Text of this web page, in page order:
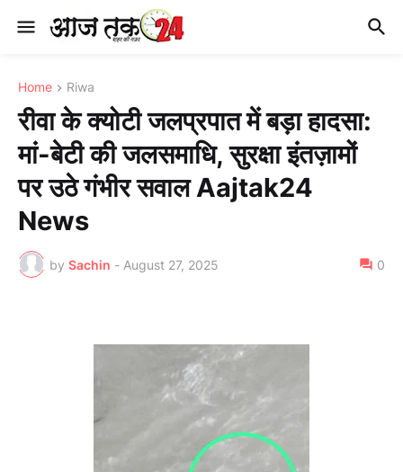
Home Riwa
रीवा के क्योटी जलप्रपात में बड़ा हादसा:
मां-बेटी की जलसमाधि, सुरक्षा इंतज़ामों
पर उठे गंभीर सवाल Aajtak24
News
by Sachin - August 27, 2025 0